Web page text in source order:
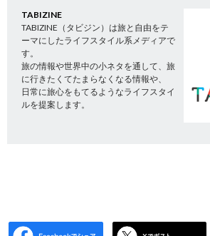
TABIZINE
TABIZINE（タビジン）は旅と自由をテ
ーマにしたライフスタイル系メディアで
す。
旅の情報や世界中の小ネタを通して、旅
に行きたくてたまらなくなる情報や、
日常に旅心をもてるようなライフスタイ
ルを提案します。